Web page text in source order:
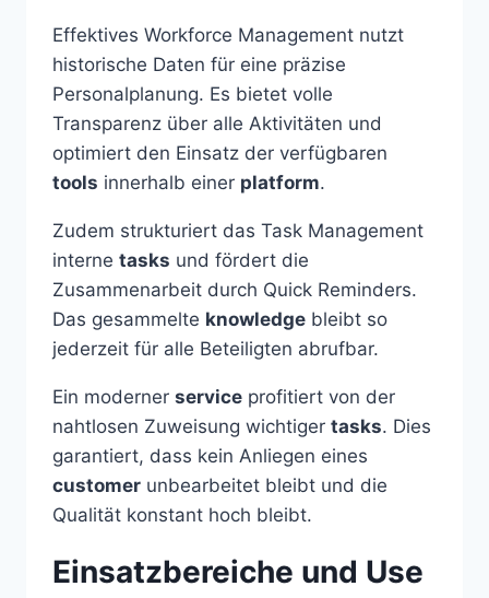
Effektives Workforce Management nutzt
historische Daten für eine präzise
Personalplanung. Es bietet volle
Transparenz über alle Aktivitäten und
optimiert den Einsatz der verfügbaren
tools innerhalb einer platform.
Zudem strukturiert das Task Management
interne tasks und fördert die
Zusammenarbeit durch Quick Reminders.
Das gesammelte knowledge bleibt so
jederzeit für alle Beteiligten abrufbar.
Ein moderner service profitiert von der
nahtlosen Zuweisung wichtiger tasks. Dies
garantiert, dass kein Anliegen eines
customer unbearbeitet bleibt und die
Qualität konstant hoch bleibt.
Einsatzbereiche und Use